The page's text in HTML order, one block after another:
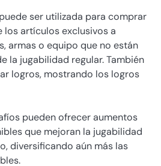
ser utilizada para comprar
los artículos exclusivos a
armas o equipo que no están
la jugabilidad regular. También
logros, mostrando los logros
pueden ofrecer aumentos
que mejoran la jugabilidad
diversificando aún más las